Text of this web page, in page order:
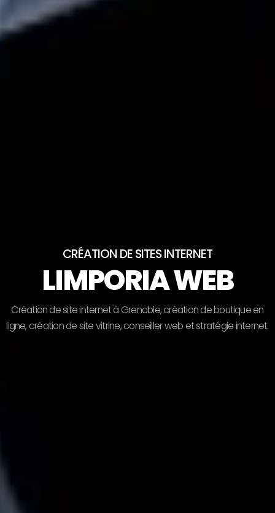
CRÉATION DE SITES INTERNET
LIMPORIA WEB
Créationdesiteinternetà Grenoble,créationdeboutiqueen
ligne, créationdesitevitrine, conseillerweb etstratégieinternet.